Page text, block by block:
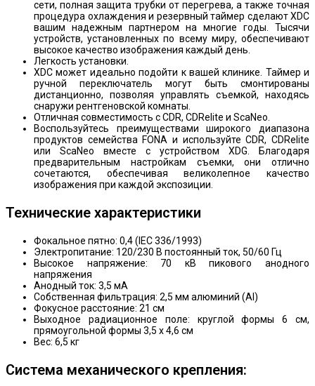
сети, полная защита трубки от перегрева, а также точная
процедура охлаждения и резервный таймер сделают XDС
вашим надежным партнером на многие годы. Тысячи
устройств, установленных по всему миру, обеспечивают
высокое качество изображения каждый день.
Легкость установки.
XDС может идеально подойти к вашей клинике. Таймер и
ручной переключатель могут быть смонтированы
дистанционно, позволяя управлять съемкой, находясь
снаружи рентгеновской комнаты.
Отличная совместимость с CDR, CDRelite и ScaNeo.
Воспользуйтесь преимуществами широкого диапазона
продуктов семейства FONA и используйте CDR, CDRelite
или ScaNeo вместе с устройством XDG. Благодаря
предварительным настройкам съемки, они отлично
сочетаются, обеспечивая великолепное качество
изображения при каждой экспозиции.
Технические характеристики
Фокальное пятно: 0,4 (IEC 336/1993)
Электропитание: 120/230 В постоянный ток, 50/60 Гц
Высокое напряжение: 70 кВ пикового анодного
напряжения
Анодный ток: 3,5 мА
Собственная фильтрация: 2,5 мм алюминий (Al)
Фокусное расстояние: 21 см
Выходное радиационное поле: круглой формы 6 см,
прямоугольной формы 3,5 x 4,6 см
Вес: 6,5 кг
Система механического крепления: